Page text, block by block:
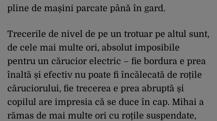
pline de mașini parcate până în gard.
Trecerile de nivel de pe un trotuar pe altul sunt,
de cele mai multe ori, absolut imposibile
pentru un cărucior electric – fie bordura e prea
înaltă și efectiv nu poate fi încălecată de roțile
căruciorului, fie trecerea e prea abruptă și
copilul are impresia că se duce în cap. Mihai a
rămas de mai multe ori cu roțile suspendate,